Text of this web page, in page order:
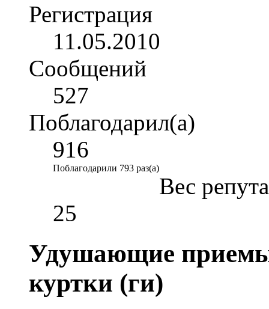
Регистрация
11.05.2010
Сообщений
527
Поблагодарил(а)
916
Поблагодарили 793 раз(а)
Вес
25
Удушающие
куртки (ги)